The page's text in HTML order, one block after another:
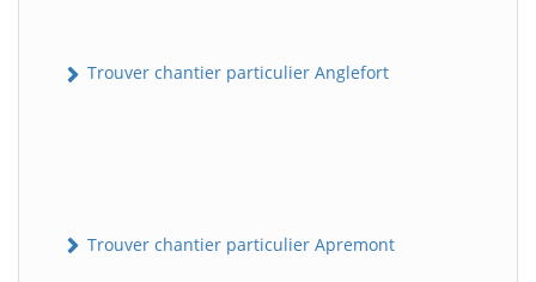
Trouver chantier particulier Anglefort
Trouver chantier particulier Apremont